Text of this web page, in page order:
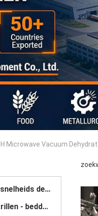
Microwave Vacuum
Droger van de hoge snelheids de Centrifugaalnevel
Vloeibaar gemaakt trillen - beddroger